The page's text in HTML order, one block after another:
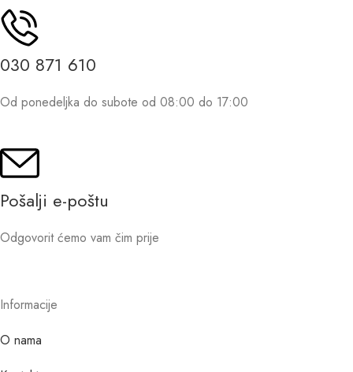
030 871 610
Od ponedeljka do subote od 08:00 do 17:00
Pošalji e-poštu
Odgovorit ćemo vam čim prije
Informacije
O nama